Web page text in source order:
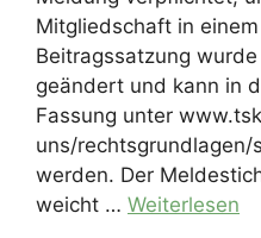
Mitgliedschaft in
Beitragssatzung
geändert und kann in
Fassung unter
uns/
werden. Der
weicht … Weiterlesen